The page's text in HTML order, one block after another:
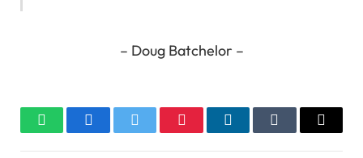
– Doug Batchelor –
WhatsAppFacebookTwitter PinterestLinkedInTumblr Email